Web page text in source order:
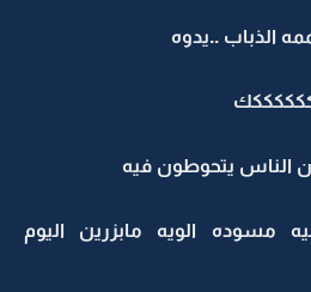
الذباب ..يدوه
الناس يتحوطون فيه
مسوده الويه مابزرين اليوم